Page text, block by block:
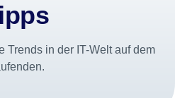
Trends in der IT-Welt auf dem